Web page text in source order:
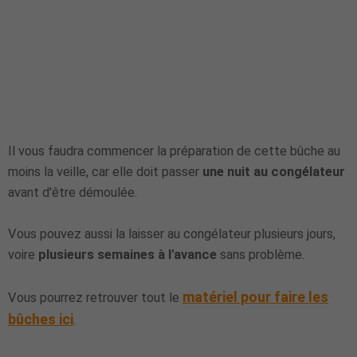
Il vous faudra commencer la préparation de cette bûche au
moins la veille, car elle doit passer une nuit au congélateur
avant d'être démoulée.
Vous pouvez aussi la laisser au congélateur plusieurs jours,
voire plusieurs semaines à l'avance sans problème.
Vous pourrez retrouver tout le matériel pour faire les
bûches ici.